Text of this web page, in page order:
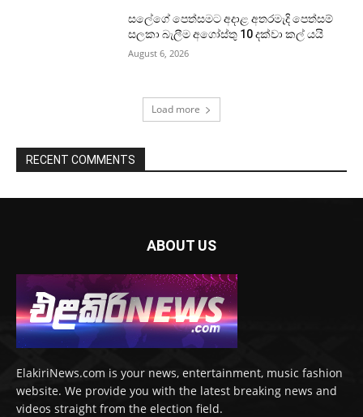
සලේගේ පෙත්සමට අදාළ අතරමැදි පෙත්සම්
සලකා බැලීම අගෝස්තු 10 දක්වා කල් යයි
August 6, 2026
Load more
RECENT COMMENTS
ABOUT US
ElakiriNews.com is your news, entertainment, music fashion
website. We provide you with the latest breaking news and
videos straight from the election field.